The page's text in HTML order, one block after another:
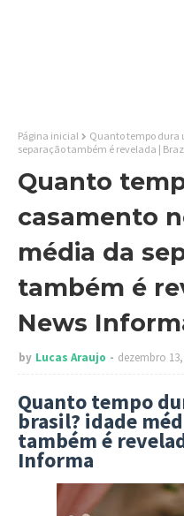
Página inicial
Quanto tempo dura
separação também é revelada |
Quanto
casamento
média da
também é
News
by Lucas Araujo dezembro
Quanto tempo
brasil? idade
também é
Informa